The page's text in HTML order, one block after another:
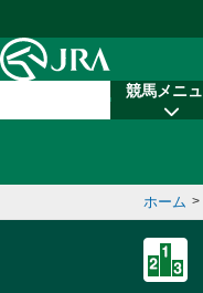
競馬メニ
ホーム >